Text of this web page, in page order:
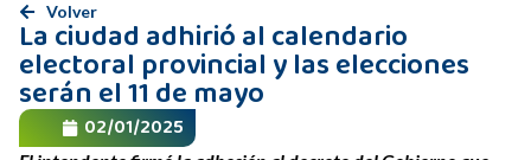
Volver
La ciudad adhirió al calendario
electoral provincial y las elecciones
serán el 11 de mayo
02/01/2025